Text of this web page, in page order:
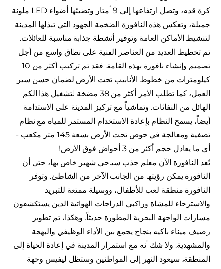
كرة قدم، وتصل ارتفاعها إلى 9 أمتار وتضيئها أضواء LED ملونة
جميلة، وتعكس هذه النافورة الضخمة الجهود التي تبذلها المدينة
لتنشيط الأماكن العامة وتوفير أنشطة جذابة مناسبة للعائلات.
تم تخطيط العديد من العناصر الفنية على نطاق واسع من أجل
تصميم وإنشاء نافورة بهذه القامة. فقد تم تركيب أكثر من 10
كيلومترات من خطوط الأنابيب تحت الأرض لضمان حسن سير
العمل، كما تطلب الأمر أكثر من 38 مضخة لتشغيل هذا الكم
الهائل من النفاثات. وتماشياً مع تركيز المدينة على الاستدامة
أيضاً، يسمح النظام بإعادة الاستخدام المستمر للمياه مع نظام
تصفية ومعالجة في حوض تحت الأرض بسعة 145 متر مكعب -
أي ما يعادل حجم أكثر من 3 أحواض فوق الأرض!
تُعد النافورة الآن معلم جذب سياحي شهير خاص بها، حتى أن
النافورة يمكن رؤيتها من الجانب الآخر من الشاطئ. وتوفر
النافورة منطقة لعب للأطفال، ووسيلة ممتعة للتبريد
والاسترخاء للمشاة وراكبي الدراجات الهوائية الذين يستكشفون
مسارات الواجهة البحرية المطورة حديثاً. وهكذا، تم تطوير
رصيف ميناء باكيه بنجاح يجمع بين الأداء الوظيفي والبهجة
والمشهدية. ولا شك أنه مع استمرار المدينة في إعادة الحياة إلى
المنطقة، سيعود النهر إلى المواطنين وستظل ليفيس وجهة